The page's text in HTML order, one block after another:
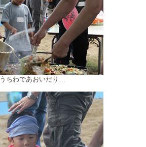
うちわであおいだり…